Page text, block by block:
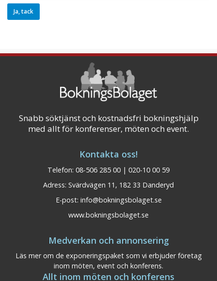
Snabb söktjänst och kostnadsfri bokningshjälp
med allt för konferenser, möten och event.
Kontakta oss!
Telefon: 08-506 285 00 | 020-10 00 59
Adress: Svärdvägen 11, 182 33 Danderyd
E-post: info@bokningsbolaget.se
www.bokningsbolaget.se
Medverkan och annonsering
Läs mer om de exponeringspaket som vi erbjuder företag
inom möten, event och konferens.
Allt inom möten och konferens